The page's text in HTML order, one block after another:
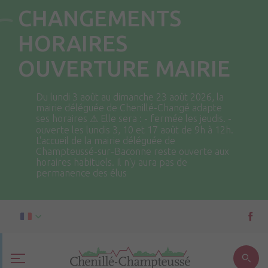
CHANGEMENTS
HORAIRES
OUVERTURE MAIRIE
Du lundi 3 août au dimanche 23 août 2026, la
mairie déléguée de Chenillé-Changé adapte
ses horaires ⚠ Elle sera : - fermée les jeudis. -
ouverte les lundis 3, 10 et 17 août de 9h à 12h.
L'accueil de la mairie déléguée de
Champteussé-sur-Baconne reste ouverte aux
horaires habituels. Il n'y aura pas de
permanence des élus